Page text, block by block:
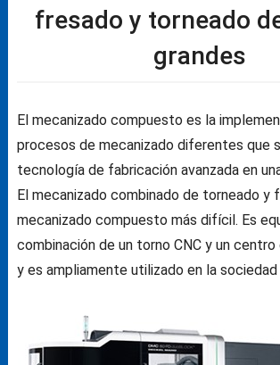
fresado y torneado
grandes
El mecanizado compuesto es la
procesos de mecanizado diferentes que
tecnología de fabricación avanzada en
El mecanizado combinado de torneado y
mecanizado compuesto más difícil. Es
combinación de un torno CNC y un centro
y es ampliamente utilizado en la